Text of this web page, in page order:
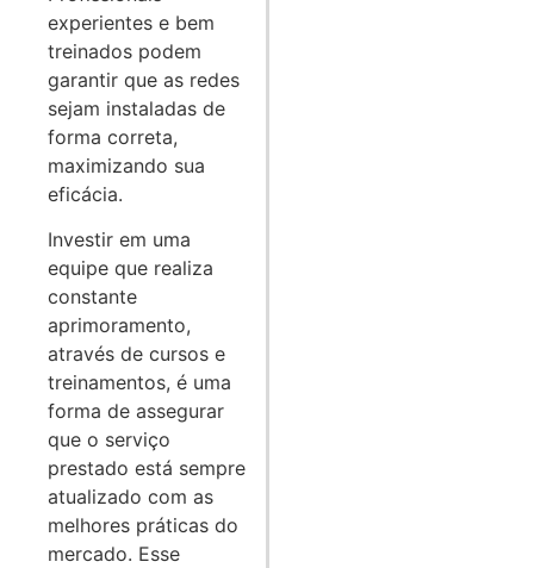
experientes e bem
treinados podem
garantir que as redes
sejam instaladas de
forma correta,
maximizando sua
eficácia.
Investir em uma
equipe que realiza
constante
aprimoramento,
através de cursos e
treinamentos, é uma
forma de assegurar
que o serviço
prestado está sempre
atualizado com as
melhores práticas do
mercado. Esse